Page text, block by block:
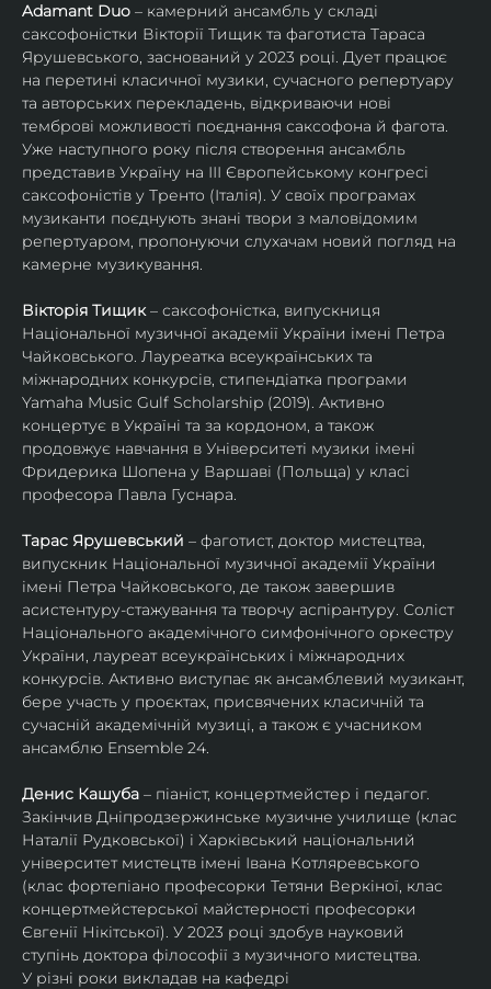
Adamant Duo – камерний ансамбль у складі
саксофоністки Вікторії Тищик та фаготиста Тараса
Ярушевського, заснований у 2023 році. Дует працює
на перетині класичної музики, сучасного репертуару
та авторських перекладень, відкриваючи нові
темброві можливості поєднання саксофона й фагота.
Уже наступного року після створення ансамбль
представив Україну на ІІІ Європейському конгресі
саксофоністів у Тренто (Італія). У своїх програмах
музиканти поєднують знані твори з маловідомим
репертуаром, пропонуючи слухачам новий погляд на
камерне музикування.
Вікторія Тищик – саксофоністка, випускниця
Національної музичної академії України імені Петра
Чайковського. Лауреатка всеукраїнських та
міжнародних конкурсів, стипендіатка програми
Yamaha Music Gulf Scholarship (2019). Активно
концертує в Україні та за кордоном, а також
продовжує навчання в Університеті музики імені
Фридерика Шопена у Варшаві (Польща) у класі
професора Павла Гуснара.
Тарас Ярушевський – фаготист, доктор мистецтва,
випускник Національної музичної академії України
імені Петра Чайковського, де також завершив
асистентуру-стажування та творчу аспірантуру. Соліст
Національного академічного симфонічного оркестру
України, лауреат всеукраїнських і міжнародних
конкурсів. Активно виступає як ансамблевий музикант,
бере участь у проєктах, присвячених класичній та
сучасній академічній музиці, а також є учасником
ансамблю Ensemble 24.
Денис Кашуба – піаніст, концертмейстер і педагог.
Закінчив Дніпродзержинське музичне училище (клас
Наталії Рудковської) і Харківський національний
університет мистецтв імені Івана Котляревського
(клас фортепіано професорки Тетяни Веркіної, клас
концертмейстерської майстерності професорки
Євгенії Нікітської). У 2023 році здобув науковий
ступінь доктора філософії з музичного мистецтва.
У різні роки викладав на кафедрі